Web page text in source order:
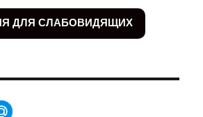
ДЛЯ СЛАБОВИДЯЩИХ